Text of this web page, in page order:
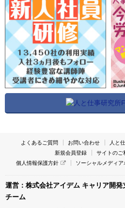
よくあるご質問 お問い合わせ 人と
新規会員登録
サイトのご
個人情報保護方針
ソーシャルメディア
運営：株式会社アイデム キャリア開
チーム